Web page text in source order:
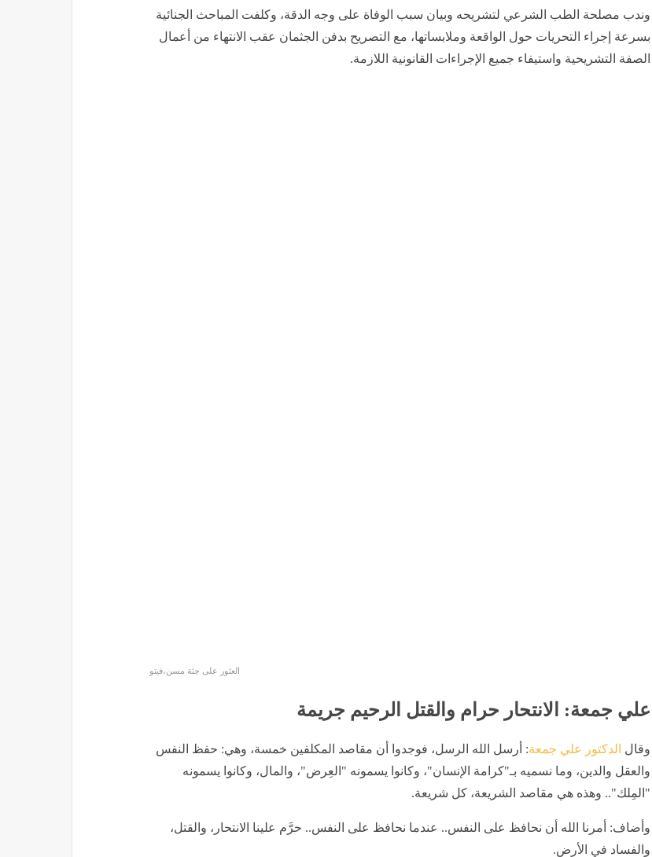
وندب مصلحة الطب الشرعي لتشريحه وبيان سبب الوفاة على وجه الدقة، وكلفت المباحث الجنائية
بسرعة إجراء التحريات حول الواقعة وملابساتها، مع التصريح بدفن الجثمان عقب الانتهاء من أعمال
الصفة التشريحية واستيفاء جميع الإجراءات القانونية اللازمة.
العثور على جثة مسن،فيتو
علي جمعة: الانتحار حرام والقتل الرحيم جريمة
وقال الدكتور علي جمعة: أرسل الله الرسل، فوجدوا أن مقاصد المكلفين خمسة، وهي: حفظ النفس
والعقل والدين، وما نسميه بـ"كرامة الإنسان"، وكانوا يسمونه "العِرض"، والمال، وكانوا يسمونه
"المِلك".. وهذه هي مقاصد الشريعة، كل شريعة.
وأضاف: أمرنا الله أن نحافظ على النفس.. عندما نحافظ على النفس.. حرَّم علينا الانتحار، والقتل،
والفساد في الأرض.